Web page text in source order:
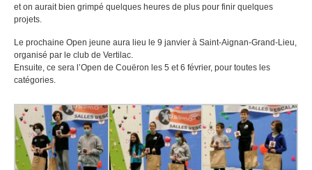
et on aurait bien grimpé quelques heures de plus pour finir quelques
projets.
Le prochaine Open jeune aura lieu le 9 janvier à Saint-Aignan-Grand-Lieu,
organisé par le club de Vertilac.
Ensuite, ce sera l’Open de Couëron les 5 et 6 février, pour toutes les
catégories.